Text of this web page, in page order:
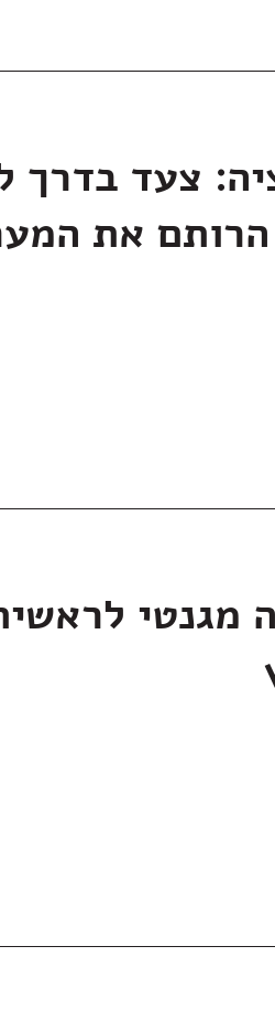
צעד בדרך
את
מגנטי